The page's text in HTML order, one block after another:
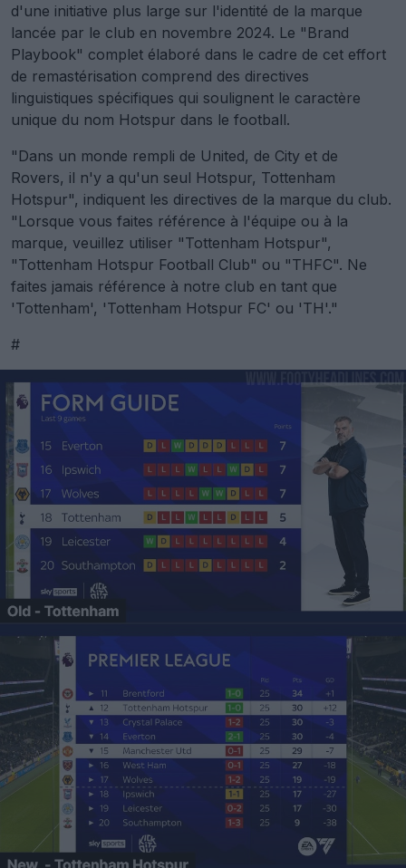
d'une initiative plus large sur l'identité de la marque
lancée par le club en novembre 2024. Le "Brand
Playbook" complet élaboré dans le cadre de cet effort
de remastérisation comprend des directives
linguistiques spécifiques qui soulignent le caractère
unique du nom Hotspur dans le football.
"Dans un monde rempli de United, de City et de
Rovers, il n'y a qu'un seul Hotspur, Tottenham
Hotspur", indiquent les directives de la marque du club.
"Lorsque vous faites référence à l'équipe ou à la
marque, veuillez utiliser "Tottenham Hotspur",
"Tottenham Hotspur Football Club" ou "THFC". Ne
faites jamais référence à notre club en tant que
'Tottenham', 'Tottenham Hotspur FC' ou 'TH'."
#